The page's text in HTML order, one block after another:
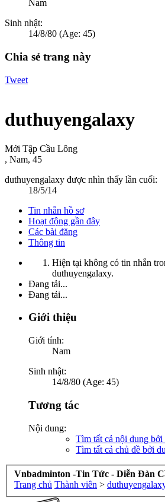
Nam
Sinh nhật:
14/8/80 (Age: 45)
Chia sẻ trang này
Tweet
duthuyengalaxy
Mới Tập Cầu Lông
, Nam, 45
duthuyengalaxy được nhìn thấy lần cuối:
18/5/14
Tin nhắn hồ sơ
Hoạt động gần đây
Các bài đăng
Thông tin
Hiện tại không có tin nhắn
duthuyengalaxy.
Đang tải...
Đang tải...
Giới thiệu
Giới tính:
Nam
Sinh nhật:
14/8/80 (Age: 45)
Tương tác
Nội dung:
Tìm tất cả nội dung
Tìm tất cả chủ đề bởi
Vnbadminton -Tin Tức - Diễn Đàn
Trang chủ Thành viên >